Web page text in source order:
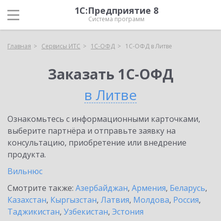
1С:Предприятие 8
Система программ
Главная Сервисы ИТС 1С-ОФД 1С-ОФД в Литве
Заказать 1С-ОФД
в Литве
Ознакомьтесь с информационными карточками,
выберите партнёра и отправьте заявку на
консультацию, приобретение или внедрение
продукта.
Вильнюс
Смотрите также: Азербайджан, Армения, Беларусь,
Казахстан, Кыргызстан, Латвия, Молдова, Россия,
Таджикистан, Узбекистан, Эстония